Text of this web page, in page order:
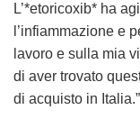
L’*etoricoxib* ha
l’infiammazione e
lavoro e sulla mia
di aver trovato
di acquisto in Italia.”